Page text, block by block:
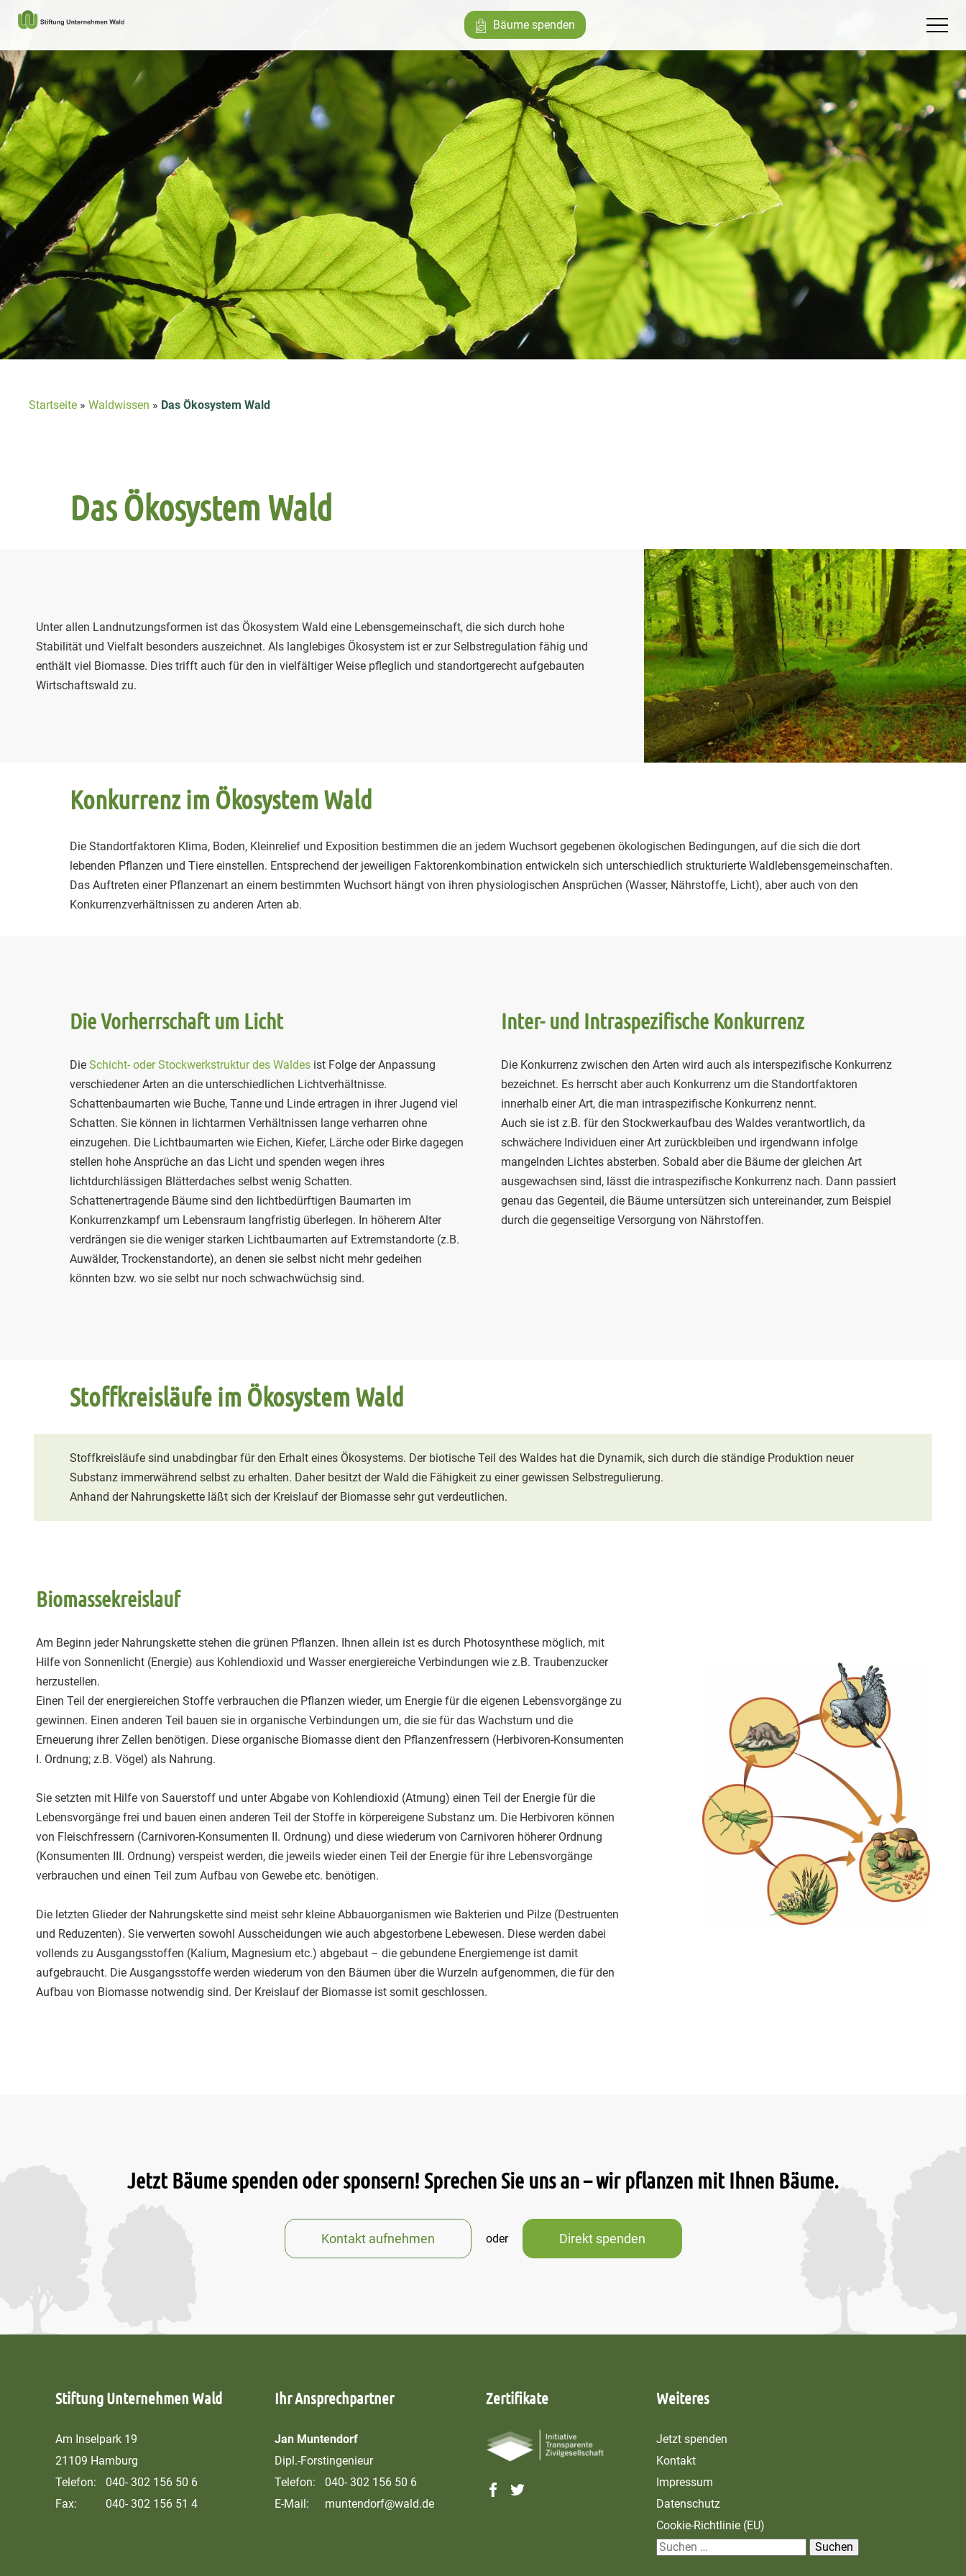
Bäume spenden
Startseite »Waldwissen » Das Ökosystem Wald
Das Ökosystem Wald
Unter allen Landnutzungsformen ist das Ökosystem Wald eine Lebensgemeinschaft, die sich durch hohe
Stabilität und Vielfalt besonders auszeichnet. Als langlebiges Ökosystem ist er zur Selbstregulation fähig und
enthält viel Biomasse. Dies trifft auch für den in vielfältiger Weise pfleglich und standortgerecht aufgebauten
Wirtschaftswald zu.
Konkurrenz im Ökosystem Wald
Die Standortfaktoren Klima, Boden, Kleinrelief und Exposition bestimmen die an jedem Wuchsort gegebenen ökologischen Bedingungen, auf die sich die dort
lebenden Pflanzen und Tiere einstellen. Entsprechend der jeweiligen Faktorenkombination entwickeln sich unterschiedlich strukturierte Waldlebensgemeinschaften.
Das Auftreten einer Pflanzenart an einem bestimmten Wuchsort hängt von ihren physiologischen Ansprüchen (Wasser, Nährstoffe, Licht), aber auch von den
Konkurrenzverhältnissen zu anderen Arten ab.
Die Vorherrschaft um Licht
Die Schicht- oder Stockwerkstruktur des Waldes ist Folge der Anpassung
verschiedener Arten an die unterschiedlichen Lichtverhältnisse.
Schattenbaumarten wie Buche, Tanne und Linde ertragen in ihrer Jugend viel
Schatten. Sie können in lichtarmen Verhältnissen lange verharren ohne
einzugehen. Die Lichtbaumarten wie Eichen, Kiefer, Lärche oder Birke dagegen
stellen hohe Ansprüche an das Licht und spenden wegen ihres
lichtdurchlässigen Blätterdaches selbst wenig Schatten.
Schattenertragende Bäume sind den lichtbedürftigen Baumarten im
Konkurrenzkampf um Lebensraum langfristig überlegen. In höherem Alter
verdrängen sie die weniger starken Lichtbaumarten auf Extremstandorte (z.B.
Auwälder, Trockenstandorte), an denen sie selbst nicht mehr gedeihen
könnten bzw. wo sie selbt nur noch schwachwüchsig sind.
Inter- und Intraspezifische Konkurrenz
Die Konkurrenz zwischen den Arten wird auch als interspezifische Konkurrenz
bezeichnet. Es herrscht aber auch Konkurrenz um die Standortfaktoren
innerhalb einer Art, die man intraspezifische Konkurrenz nennt.
Auch sie ist z.B. für den Stockwerkaufbau des Waldes verantwortlich, da
schwächere Individuen einer Art zurückbleiben und irgendwann infolge
mangelnden Lichtes absterben. Sobald aber die Bäume der gleichen Art
ausgewachsen sind, lässt die intraspezifische Konkurrenz nach. Dann passiert
genau das Gegenteil, die Bäume untersützen sich untereinander, zum Beispiel
durch die gegenseitige Versorgung von Nährstoffen.
Stoffkreisläufe im Ökosystem Wald
Stoffkreisläufe sind unabdingbar für den Erhalt eines Ökosystems. Der biotische Teil des Waldes hat die Dynamik, sich durch die ständige Produktion neuer
Substanz immerwährend selbst zu erhalten. Daher besitzt der Wald die Fähigkeit zu einer gewissen Selbstregulierung.
Anhand der Nahrungskette läßt sich der Kreislauf der Biomasse sehr gut verdeutlichen.
Biomassekreislauf
Am Beginn jeder Nahrungskette stehen die grünen Pflanzen. Ihnen allein ist es durch Photosynthese möglich, mit
Hilfe von Sonnenlicht (Energie) aus Kohlendioxid und Wasser energiereiche Verbindungen wie z.B. Traubenzucker
herzustellen.
Einen Teil der energiereichen Stoffe verbrauchen die Pflanzen wieder, um Energie für die eigenen Lebensvorgänge zu
gewinnen. Einen anderen Teil bauen sie in organische Verbindungen um, die sie für das Wachstum und die
Erneuerung ihrer Zellen benötigen. Diese organische Biomasse dient den Pflanzenfressern (Herbivoren-Konsumenten
I. Ordnung; z.B. Vögel) als Nahrung.
Sie setzten mit Hilfe von Sauerstoff und unter Abgabe von Kohlendioxid (Atmung) einen Teil der Energie für die
Lebensvorgänge frei und bauen einen anderen Teil der Stoffe in körpereigene Substanz um. Die Herbivoren können
von Fleischfressern (Carnivoren-Konsumenten II. Ordnung) und diese wiederum von Carnivoren höherer Ordnung
(Konsumenten III. Ordnung) verspeist werden, die jeweils wieder einen Teil der Energie für ihre Lebensvorgänge
verbrauchen und einen Teil zum Aufbau von Gewebe etc. benötigen.
Die letzten Glieder der Nahrungskette sind meist sehr kleine Abbauorganismen wie Bakterien und Pilze (Destruenten
und Reduzenten). Sie verwerten sowohl Ausscheidungen wie auch abgestorbene Lebewesen. Diese werden dabei
vollends zu Ausgangsstoffen (Kalium, Magnesium etc.) abgebaut – die gebundene Energiemenge ist damit
aufgebraucht. Die Ausgangsstoffe werden wiederum von den Bäumen über die Wurzeln aufgenommen, die für den
Aufbau von Biomasse notwendig sind. Der Kreislauf der Biomasse ist somit geschlossen.
Jetzt Bäume spenden oder sponsern! Sprechen Sie uns an – wir pflanzen mit Ihnen Bäume.
Kontakt aufnehmen oder Direkt spenden
Stiftung Unternehmen Wald
Am Inselpark 19
21109 Hamburg
Telefon:
040- 302 156 50 6
Fax:
040- 302 156 51 4
Ihr Ansprechpartner
Jan Muntendorf
Dipl.-Forstingenieur
Telefon:
040- 302 156 50 6
E-Mail:
muntendorf@wald.de
Zertifikate Weiteres
Jetzt spenden
Kontakt
Impressum
Datenschutz
Cookie-Richtlinie (EU)
S